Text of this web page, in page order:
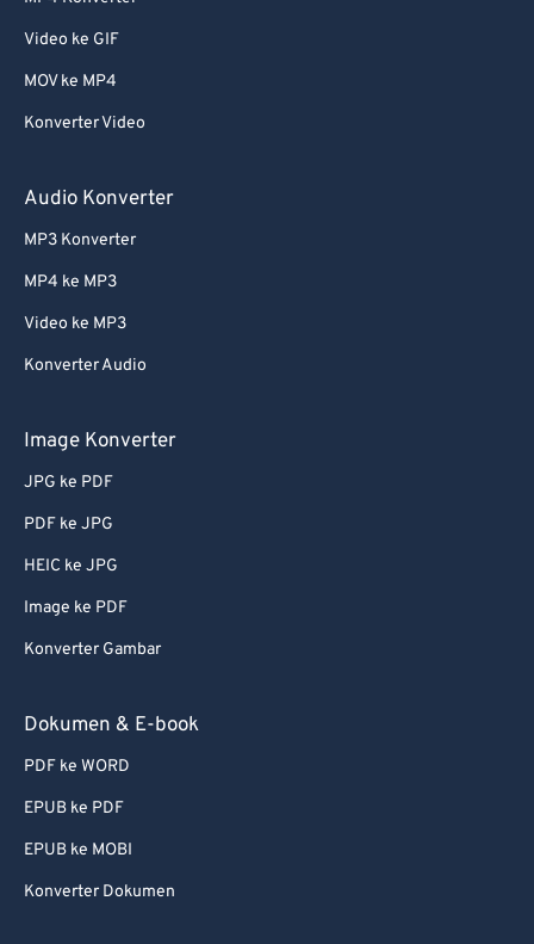
Video ke GIF
MOV ke MP4
Konverter Video
Audio Konverter
MP3 Konverter
MP4 ke MP3
Video ke MP3
Konverter Audio
Image Konverter
JPG ke PDF
PDF ke JPG
HEIC ke JPG
Image ke PDF
Konverter Gambar
Dokumen & E-book
PDF ke WORD
EPUB ke PDF
EPUB ke MOBI
Konverter Dokumen